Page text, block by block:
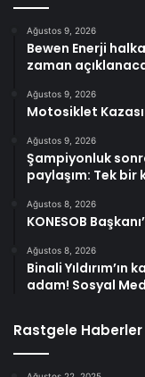
Ağustos 9, 2026
Bewen Enerji
zaman
Ağustos 9, 2026
Motosiklet
Ağustos 9, 2026
Şampiyonluk
paylaşım: Tek bir
Ağustos 8, 2026
KONESOB
Ağustos 8, 2026
Binali Yıldırım’ın
adam! Sosyal
Rastgele Haberler